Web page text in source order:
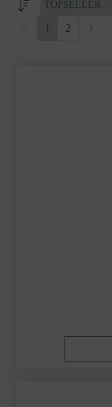
TOPSELLER
1 2